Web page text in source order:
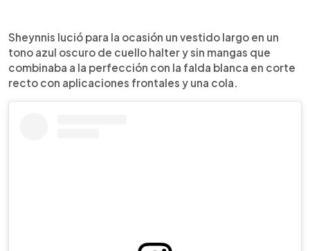
Sheynnis lució para la ocasión un vestido largo en un
tono azul oscuro de cuello halter y sin mangas que
combinaba a la perfección con la falda blanca en corte
recto con aplicaciones frontales y una cola.